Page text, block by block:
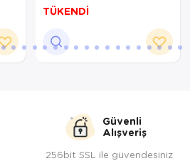
TÜKENDİ
Güvenli
Alışveriş
256bit SSL ile güvendesiniz